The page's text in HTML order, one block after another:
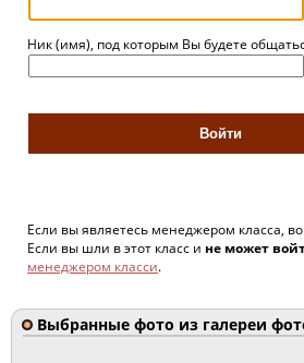
Ник (имя), под которым Вы будете
Если вы являетесь менеджером класса,
Если вы шли в этот класс и не может
менеджером класси.
Выбранные фото из галереи